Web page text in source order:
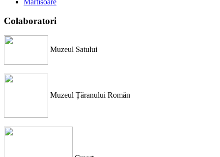
Colaboratori
Muzeul Satului
Muzeul Țăranului Român